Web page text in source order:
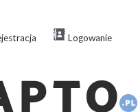
Logowanie